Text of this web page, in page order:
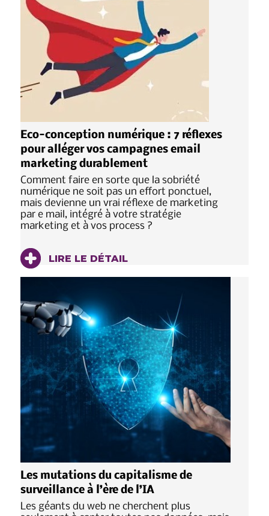
Eco-conception numérique : 7 réflexes
pour alléger vos campagnes email
marketing durablement
Comment faire en sorte que la sobriété
numérique ne soit pas un effort ponctuel,
mais devienne un vrai réflexe de marketing
par e mail, intégré à votre stratégie
marketing et à vos process ?
LIRE LE DÉTAIL
Les mutations du capitalisme de
surveillance à l’ère de l’IA
Les géants du web ne cherchent plus